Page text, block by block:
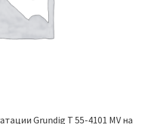
Grundig T 55-4101 MV на